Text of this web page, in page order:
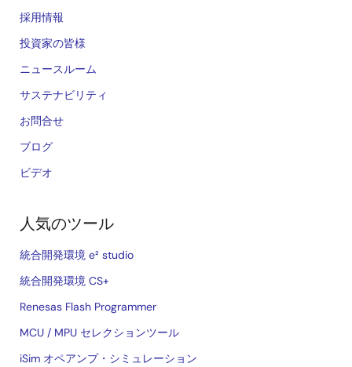
採用情報
投資家の皆様
ニュースルーム
サステナビリティ
お問合せ
ブログ
ビデオ
人気のツール
統合開発環境 e² studio
統合開発環境 CS+
Renesas Flash Programmer
MCU / MPU セレクションツール
iSim オペアンプ・シミュレーション